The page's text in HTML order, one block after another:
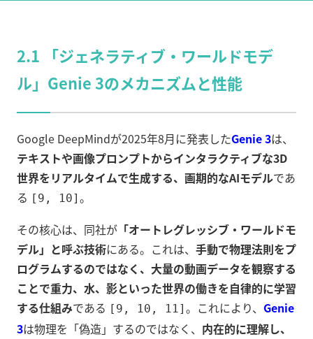
2.1 「ジェネラティブ・ワールドモデ
ル」Genie 3のメカニズムと性能
Google DeepMindが2025年8月に発表したGenie 3は、
テキストや画像プロンプトからインタラクティブな3D
世界をリアルタイムで生成する、画期的なAIモデルであ
る [9, 10] 。
その核心は、同社が 「オートレグレッシブ・ワールドモ
デル」と呼ぶ技術にある。これは、 手動で物理法則をプ
ログラムするのではなく、大量の動画データを観察する
ことで重力、水、影といった世界の働きを自律的に学習
する仕組みである [9, 10, 11] 。これにより、 Genie
3は物理を「偽造」するのではなく、 内在的に理解し、